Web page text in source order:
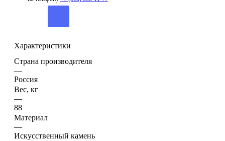
Характеристики
Страна производителя
—
Россия
Вес, кг
—
88
Материал
—
Искусственный камень